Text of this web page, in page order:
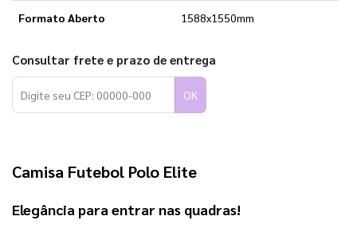
Formato Aberto 1588x1550mm
Consultar frete e prazo de entrega
OK
Camisa Futebol Polo Elite
Elegância para entrar nas quadras!